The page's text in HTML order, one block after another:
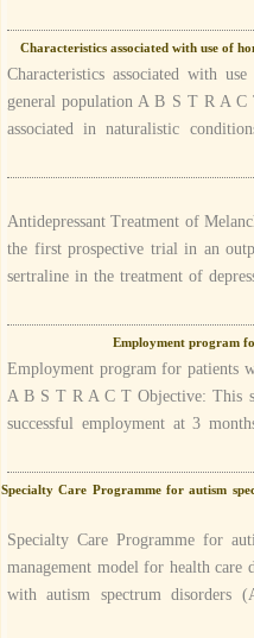
Characteristics associated with use of
Characteristics associated with
general population A B S T R A C
associated in naturalistic
Antidepressant Treatment of
the first prospective trial in an
sertraline in the treatment of
Employment program
Employment program for patients
A B S T R A C T Objective: This
successful employment at 3
Specialty Care Programme for autism
Specialty Care Programme for
management model for health
with autism spectrum disorders